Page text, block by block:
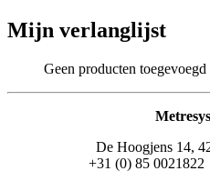
Mijn verlanglijst
Geen producten
De Hoogjens 14,
+31 (0) 85